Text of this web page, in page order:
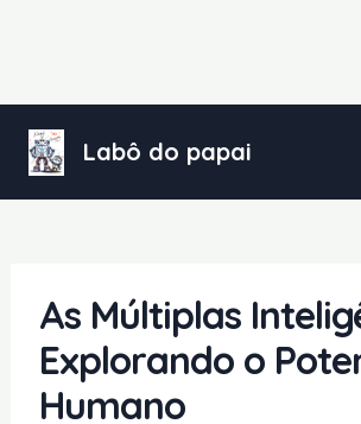
para
conteúdo
Labô do papai
As Múltiplas
Explorando o
Humano